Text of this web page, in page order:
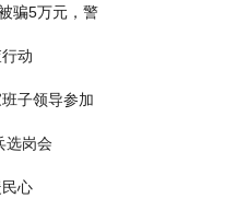
骗5万元，警
动
子领导参加
选岗会
心